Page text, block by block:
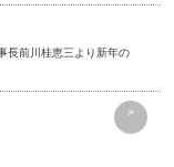
長前川桂恵三より新年の
>